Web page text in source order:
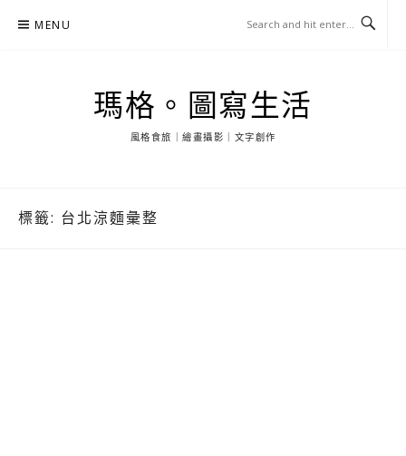
MENU
瑪格。圖寫生活
風格食旅｜繪畫攝影｜文字創作
標籤: 台北涼麵彙整